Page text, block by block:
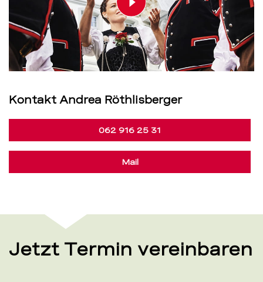
00:00 00:11
Kontakt Andrea Röthlisberger
062 916 25 31
Mail
Jetzt Termin vereinbaren